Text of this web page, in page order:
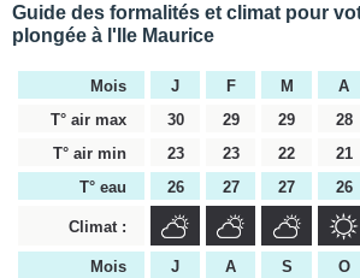
Guide des formalités et climat pour
plongée à l'Ile Maurice
Mois J F M A
T° air max
30 29 29 28
T° air min
23 23 22 21
T° eau
26 27 27 26
Climat :
Mois J A S O